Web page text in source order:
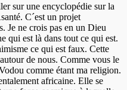
sur une encyclopédie sur la
C´est un projet
Je ne crois pas en un Dieu
qui est là dans tout ce qui est.
ce qui est faux. Cette
de nous. Comme vous le
comme étant ma religion.
africaine. Elle se